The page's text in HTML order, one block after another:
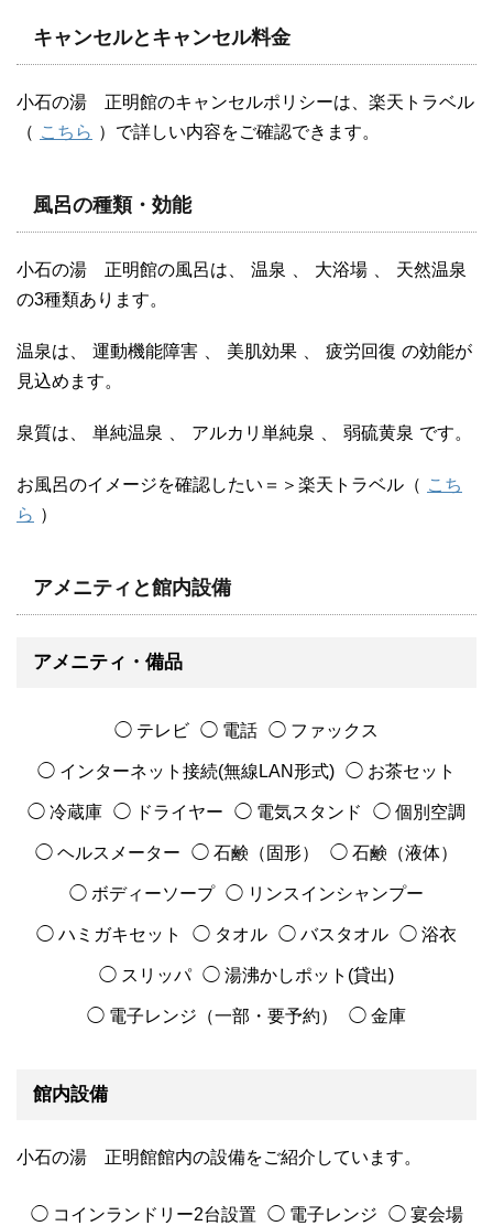
キャンセルとキャンセル料金
小石の湯 正明館のキャンセルポリシーは、楽天トラベル
（ こちら ）で詳しい内容をご確認できます。
風呂の種類・効能
小石の湯 正明館の風呂は、 温泉 大浴場
天然温泉
の3種類あります。
温泉は、 運動機能障害 美肌効果 疲労回復 の効能が
見込めます。
泉質は、 単純温泉 アルカリ単純泉 弱硫黄泉 です。
お風呂のイメージを確認したい＝＞楽天トラベル（ こち
ら ）
アメニティと館内設備
アメニティ・備品
◯ テレビ ◯ 電話 ◯ ファックス
◯ インターネット接続(無線LAN形式) ◯ お茶セット
◯ 冷蔵庫 ◯ ドライヤー ◯ 電気スタンド ◯ 個別空調
◯ ヘルスメーター ◯ 石鹸（固形） ◯ 石鹸（液体）
◯ ボディーソープ ◯ リンスインシャンプー
◯ ハミガキセット ◯ タオル ◯ バスタオル ◯ 浴衣
◯ スリッパ ◯ 湯沸かしポット(貸出)
◯ 電子レンジ（一部・要予約） ◯ 金庫
館内設備
小石の湯 正明館館内の設備をご紹介しています。
◯ コインランドリー2台設置 ◯ 電子レンジ ◯ 宴会場